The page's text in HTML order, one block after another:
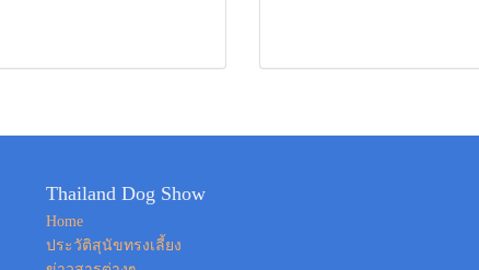
Thailand Dog Show
Home
ประวัติสุนัขทรงเลี้ยง